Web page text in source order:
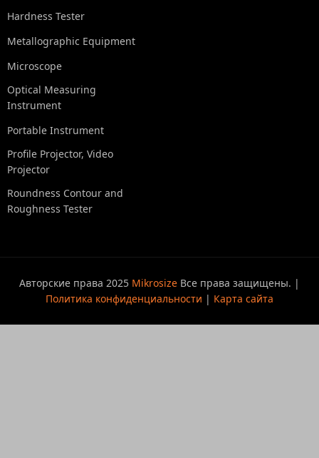
Hardness Tester
Metallographic Equipment
Microscope
Optical Measuring
Instrument
Portable Instrument
Profile Projector, Video
Projector
Roundness Contour and
Roughness Tester
Авторские права 2025 Mikrosize Все права защищены. |
Политика конфиденциальности | Карта сайта